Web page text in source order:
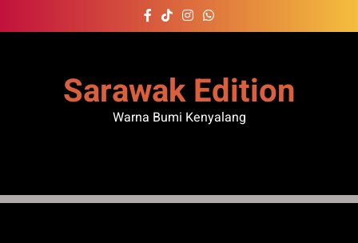
to
Sarawak Edition
Warna Bumi Kenyalang